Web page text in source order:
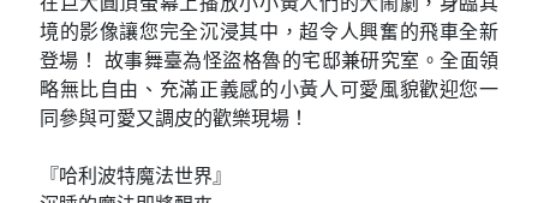
過五感來體驗瑪利歐的世界。＊超級任天堂世界™的
入場需要園區入場保證券／園區入場號碼券＊。